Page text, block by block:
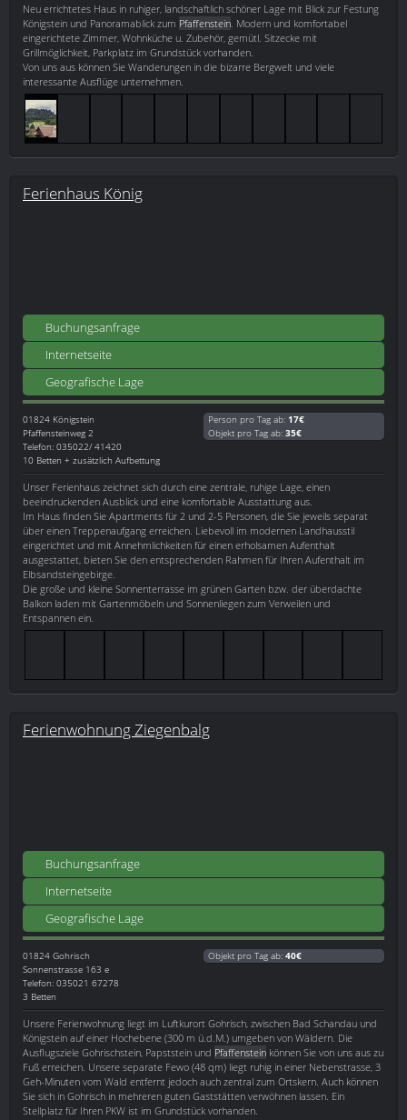
Neu errichtetes Haus in ruhiger, landschaftlich schöner Lage mit Blick zur Festung
Königstein und Panoramablick zum Pfaffenstein . Modern und komfortabel
eingerichtete Zimmer, Wohnküche u. Zubehör, gemütl. Sitzecke mit
Grillmöglichkeit, Parkplatz im Grundstück vorhanden.
Von uns aus können Sie Wanderungen in die bizarre Bergwelt und viele
interessante Ausflüge unternehmen.
Ferienhaus König
Buchungsanfrage
Internetseite
Geografische Lage
01824 Königstein
Pfaffensteinweg 2
Telefon: 035022/ 41420
10 Betten + zusätzlich Aufbettung
Person pro Tag ab: 17€
Objekt pro Tag ab: 35€
Unser Ferienhaus zeichnet sich durch eine zentrale, ruhige Lage, einen
beeindruckenden Ausblick und eine komfortable Ausstattung aus.
Im Haus finden Sie Apartments für 2 und 2-5 Personen, die Sie jeweils separat
über einen Treppenaufgang erreichen. Liebevoll im modernen Landhausstil
eingerichtet und mit Annehmlichkeiten für einen erholsamen Aufenthalt
ausgestattet, bieten Sie den entsprechenden Rahmen für Ihren Aufenthalt im
Elbsandsteingebirge.
Die große und kleine Sonnenterrasse im grünen Garten bzw. der überdachte
Balkon laden mit Gartenmöbeln und Sonnenliegen zum Verweilen und
Entspannen ein.
Ferienwohnung Ziegenbalg
Buchungsanfrage
Internetseite
Geografische Lage
01824 Gohrisch
Sonnenstrasse 163 e
Telefon: 035021 67278
3 Betten
Objekt pro Tag ab: 40€
Unsere Ferienwohnung liegt im Luftkurort Gohrisch, zwischen Bad Schandau und
Königstein auf einer Hochebene (300 m ü.d.M.) umgeben von Wäldern. Die
Ausflugsziele Gohrischstein, Papststein und Pfaffenstein können Sie von uns aus zu
Fuß erreichen. Unsere separate Fewo (48 qm) liegt ruhig in einer Nebenstrasse, 3
Geh-Minuten vom Wald entfernt jedoch auch zentral zum Ortskern. Auch können
Sie sich in Gohrisch in mehreren guten Gaststätten verwöhnen lassen. Ein
Stellplatz für Ihren PKW ist im Grundstück vorhanden.